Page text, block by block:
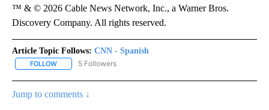
™ & © 2026 Cable News Network, Inc., a Warner Bros.
Discovery Company. All rights reserved.
Article Topic Follows: CNN - Spanish
FOLLOW FOLLOW "CNN - SPANISH" TO RECEIVE NOTIFICATIONS ABOUT
5 Followers
Jump to comments ↓